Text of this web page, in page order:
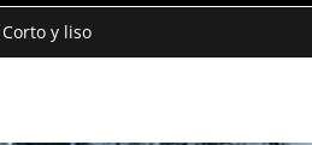
Corto y liso